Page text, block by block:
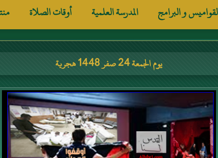
و البرامج المدرسة العلمية أوقات الصلاة
يوم الجمعة 24 صفر 1448 هجرية